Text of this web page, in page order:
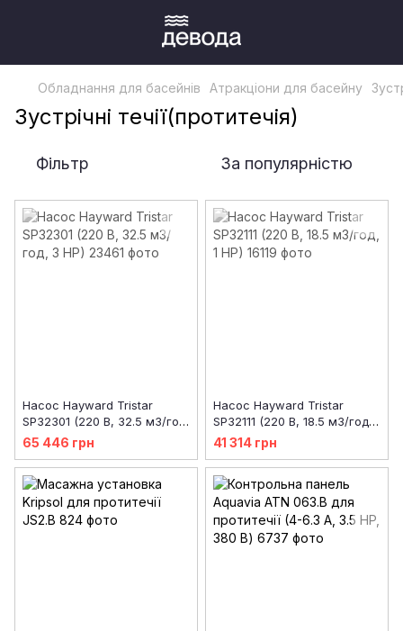
Обладнання для басейнів Атракціони для басейну
Зустрічні течії(протитечія)
Фільтр За популярністю
Насос Hayward Tristar
SP32301 (220 В, 32.5 м3/год,
3 HP)
65 446 грн
Насос Hayward Tristar
SP32111 (220 В, 18.5 м3/год, 1
HP)
41 314 грн